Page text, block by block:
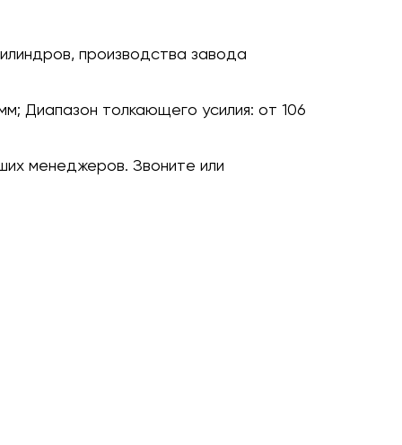
производства завода
Диапазон толкающего усилия: от 106
менеджеров. Звоните или